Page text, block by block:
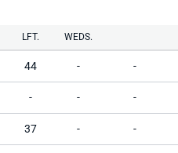
LFT. WEDS.
44 - -
- - -
37 - -